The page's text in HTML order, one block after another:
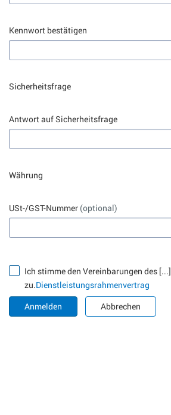
Kennwort bestätigen
Sicherheitsfrage
Antwort auf Sicherheitsfrage
Währung
USt-/GST-Nummer (optional)
Ich stimme den Vereinbarungen des [...]
zu.Dienstleistungsrahmenvertrag
Anmelden
Abbrechen